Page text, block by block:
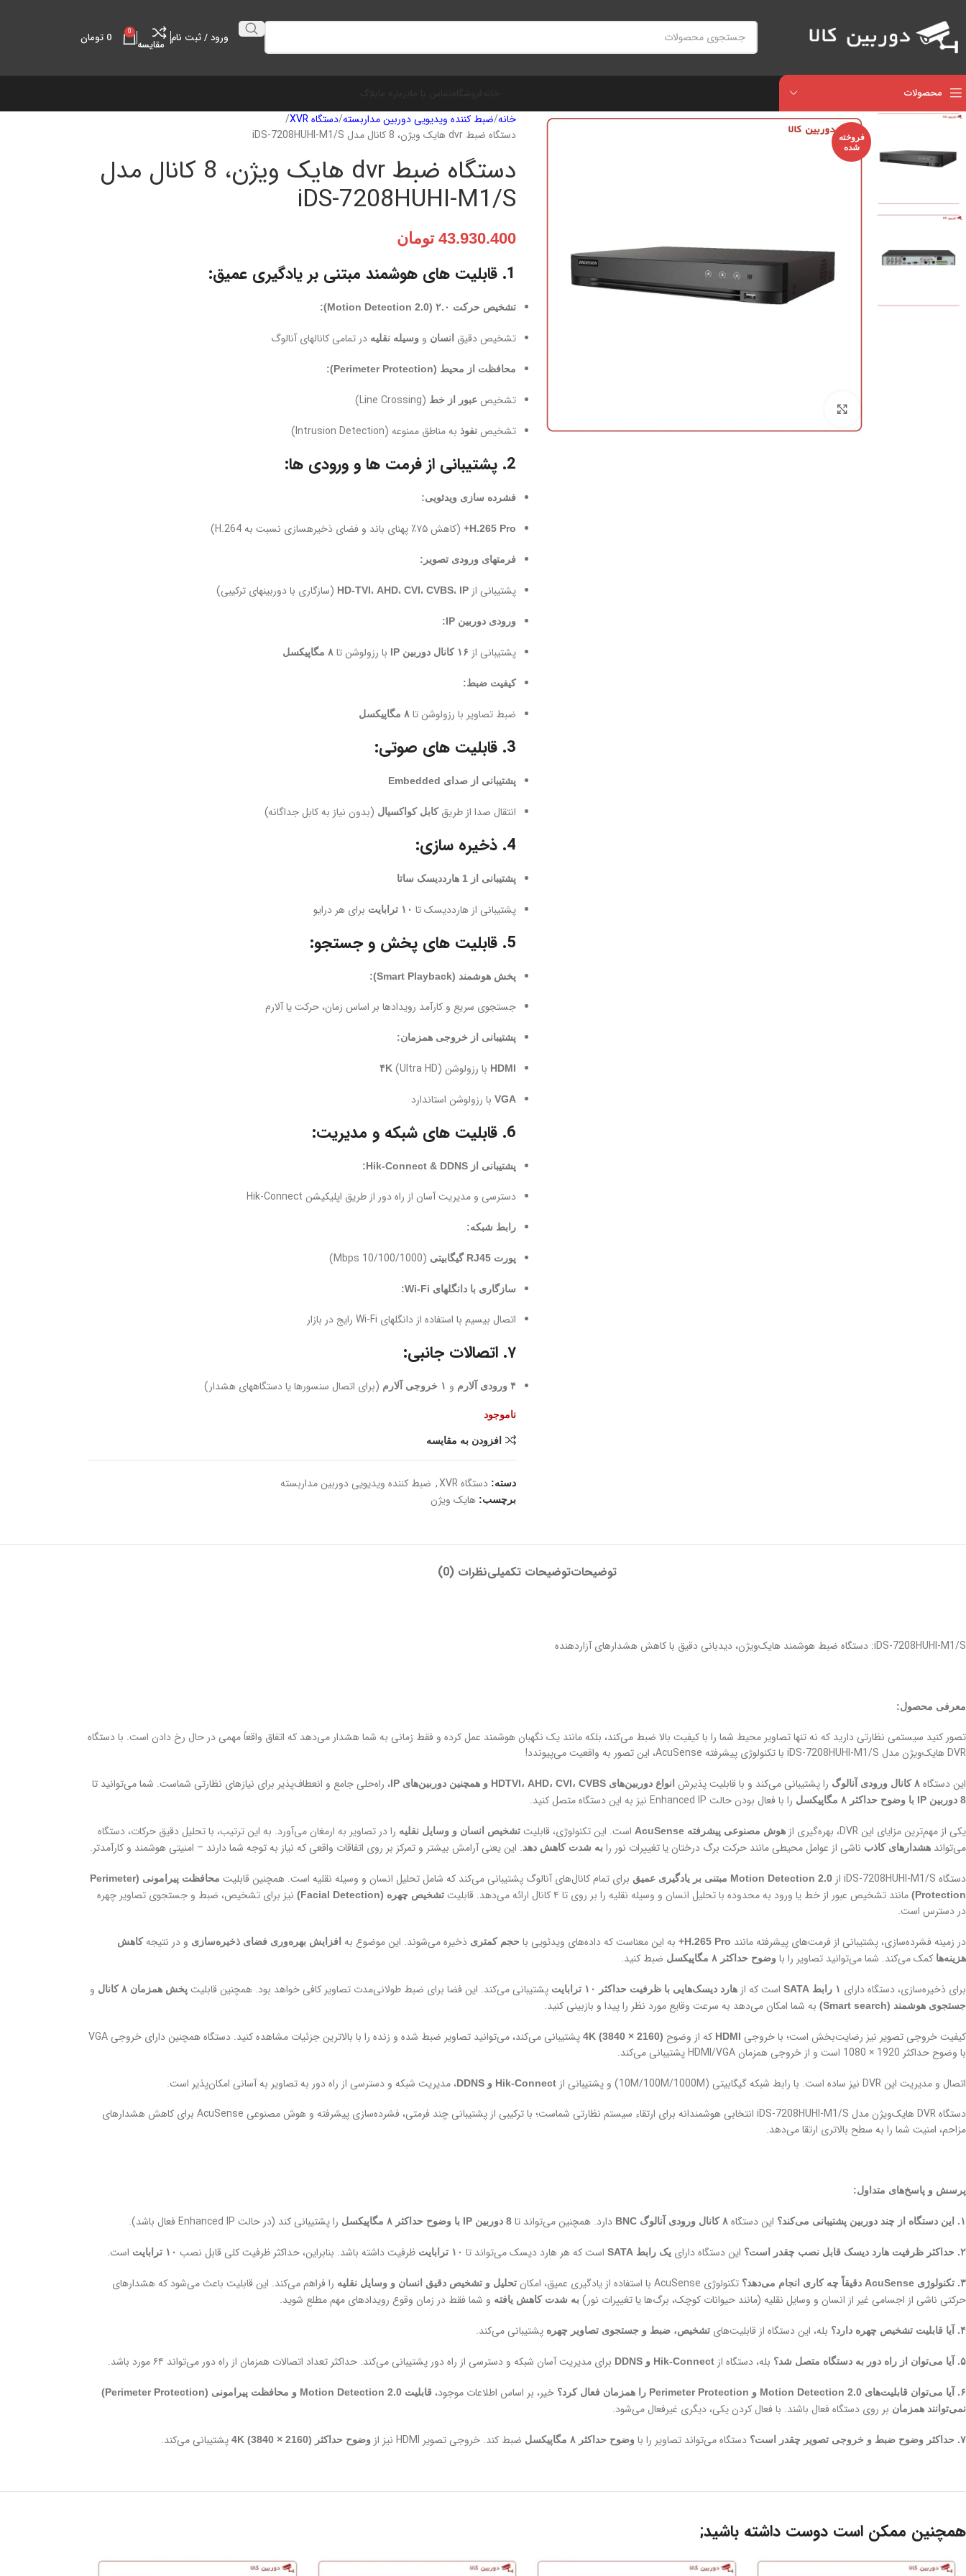
ورود / ثبت نام مقايسه
0
0 تومان
محصولات
فروخته
شده
خانه ضبط‌ کننده ویدیویی دوربین مداربسته دستگاه XVR
دستگاه ضبط dvr هایک ویژن، 8 کانال مدل iDS-7208HUHI-M1/S
دستگاه ضبط dvr هایک ویژن، 8 کانال مدل
iDS-7208HUHI-M1/S
43.930.400 تومان
1. قابلیت های هوشمند مبتنی بر یادگیری عمیق:
تشخیص حرکت ۲.۰ (Motion Detection 2.0):
تشخیص دقیق انسان و وسیله نقلیه در تمامی کانالهای آنالوگ
محافظت از محیط (Perimeter Protection):
تشخیص عبور از خط (Line Crossing)
تشخیص نفوذ به مناطق ممنوعه (Intrusion Detection)
2. پشتیبانی از فرمت ها و ورودی ها:
فشرده سازی ویدئویی:
H.265 Pro+ (کاهش ۷۵٪ پهنای باند و فضای ذخیرهسازی نسبت به H.264)
فرمتهای ورودی تصویر:
پشتیبانی از HD-TVI،AHD،CVI،CVBS، IP (سازگاری با دوربینهای ترکیبی)
ورودی دوربین IP:
پشتیبانی از ۱۶ کانال دوربین IP با رزولوشن تا ۸ مگاپیکسل
کیفیت ضبط:
ضبط تصاویر با رزولوشن تا ۸ مگاپیکسل
3. قابلیت های صوتی:
پشتیبانی از صدای Embedded
انتقال صدا از طریقکابل کواکسیال (بدون نیاز به کابل جداگانه)
4. ذخیره سازی:
پشتیبانی از 1 هارددیسک ساتا
پشتیبانی از هارددیسک تا ۱۰ ترابایت برای هر درایو
5. قابلیت های پخش و جستجو:
پخش هوشمند (Smart Playback):
جستجوی سریع و کارآمد رویدادها بر اساس زمان، حرکت یا آلارم
پشتیبانی از خروجی همزمان:
HDMI با رزولوشن ۴K (Ultra HD)
VGAبا رزولوشن استاندارد
6. قابلیت های شبکه و مدیریت:
پشتیبانی از Hik-Connect & DDNS:
دسترسی و مدیریت آسان از راه دور از طریق اپلیکیشن Hik-Connect
رابط شبکه:
پورت RJ45 گیگابیتی (10/100/1000 Mbps)
سازگاری با دانگلهای Wi-Fi:
اتصال بیسیم با استفاده از دانگلهای Wi-Fi رایج در بازار
۷. اتصالات جانبی:
۴ ورودی آلارم و ۱ خروجی آلارم (برای اتصال سنسورها یا دستگاههای هشدار)
ناموجود
افزودن به مقایسه
دسته: دستگاه XVR , ضبط‌ کننده ویدیویی دوربین مداربسته
برچسب: هایک ویژن
توضیحاتتوضیحات تکمیلینظرات (0)
iDS-7208HUHI-M1/S: دستگاه ضبط هوشمند هایک‌ویژن، دیدبانی دقیق با کاهش هشدارهای آزاردهنده
معرفی محصول:
تصور کنید سیستمی نظارتی دارید که نه تنها تصاویر محیط شما را با کیفیت بالا ضبط می‌کند، بلکه مانند یک نگهبان هوشمند عمل کرده و فقط زمانی به شما هشدار می‌دهد که اتفاق واقعاً مهمی در حال رخ دادن است. با دستگاه
DVR هایک‌ویژن مدل iDS-7208HUHI-M1/S با تکنولوژی پیشرفته AcuSense، این تصور به واقعیت می‌پیوندد!
این دستگاه ۸ کانال ورودی آنالوگ را پشتیبانی می‌کند و با قابلیت پذیرش انواع دوربین‌های HDTVI، AHD، CVI، CVBS و همچنین دوربین‌های IP ، راه‌حلی جامع و انعطاف‌پذیر برای نیازهای نظارتی شماست. شما می‌توانید تا
8 دوربین IP با وضوح حداکثر ۸ مگاپیکسل
را با فعال بودن حالت Enhanced IP نیز به این دستگاه متصل کنید.
یکی از مهم‌ترین مزایای این DVR، بهره‌گیری از
هوش مصنوعی پیشرفته AcuSense است. این تکنولوژی، قابلیت تشخیص انسان و وسایل نقلیه را در تصاویر به ارمغان می‌آورد. به این ترتیب، با تحلیل دقیق حرکات، دستگاه
می‌تواند هشدارهای کاذب ناشی از عوامل محیطی مانند حرکت برگ درختان یا تغییرات نور را به شدت کاهش دهد. این یعنی آرامش بیشتر و تمرکز بر روی اتفاقات واقعی که نیاز به توجه شما دارند – امنیتی هوشمند و کارآمدتر.
دستگاه iDS-7208HUHI-M1/S از
Motion Detection 2.0 مبتنی بر یادگیری عمیق برای تمام کانال‌های آنالوگ پشتیبانی می‌کند که شامل تحلیل انسان و وسیله نقلیه است. همچنین قابلیت
محافظت پیرامونی (Perimeter
Protection)
مانند تشخیص عبور از خط یا ورود به محدوده با تحلیل انسان و وسیله نقلیه را بر روی تا ۴ کانال ارائه می‌دهد. قابلیت تشخیص چهره (Facial Detection)
نیز برای تشخیص، ضبط و جستجوی تصاویر چهره
در دسترس است.
در زمینه فشرده‌سازی، پشتیبانی از فرمت‌های پیشرفته مانند H.265 Pro+ به این معناست که داده‌های ویدئویی با حجم کمتری ذخیره می‌شوند. این موضوع به افزایش بهره‌وری فضای ذخیره‌سازی و در نتیجهکاهش
هزینه‌ها کمک می‌کند. شما می‌توانید تصاویر را با وضوح حداکثر ۸ مگاپیکسل
ضبط کنید.
برای ذخیره‌سازی، دستگاه دارای ۱ رابط SATA است که از هارد دیسک‌هایی با ظرفیت حداکثر ۱۰ ترابایت پشتیبانی می‌کند. این فضا برای ضبط طولانی‌مدت تصاویر کافی خواهد بود. همچنین قابلیت پخش همزمان ۸ کانال و
جستجوی هوشمند (Smart search)
به شما امکان می‌دهد به سرعت وقایع مورد نظر را پیدا و بازبینی کنید.
کیفیت خروجی تصویر نیز رضایت‌بخش است؛ با خروجی HDMI که از وضوح 4K (3840 × 2160)
پشتیبانی می‌کند، می‌توانید تصاویر ضبط شده و زنده را با بالاترین جزئیات مشاهده کنید. دستگاه همچنین دارای خروجی VGA
با وضوح حداکثر 1920 × 1080 است و از خروجی همزمان HDMI/VGA پشتیبانی می‌کند.
اتصال و مدیریت این DVR نیز ساده است. با رابط شبکه گیگابیتی (10M/100M/1000M) و پشتیبانی از
Hik-Connect و DDNS
، مدیریت شبکه و دسترسی از راه دور به تصاویر به آسانی امکان‌پذیر است.
دستگاه DVR هایک‌ویژن مدل iDS-7208HUHI-M1/S انتخابی هوشمندانه برای ارتقاء سیستم نظارتی شماست؛ با ترکیبی از پشتیبانی چند فرمتی، فشرده‌سازی پیشرفته و هوش مصنوعی AcuSense برای کاهش هشدارهای
مزاحم، امنیت شما را به سطح بالاتری ارتقا می‌دهد.
پرسش و پاسخ‌های متداول:
۱. این دستگاه از چند دوربین پشتیبانی می‌کند؟ این دستگاه ۸ کانال ورودی آنالوگ BNC دارد. همچنین می‌تواند تا 8 دوربین IP با وضوح حداکثر ۸ مگاپیکسل را پشتیبانی کند (در حالت Enhanced IP فعال باشد).
۲. حداکثر ظرفیت هارد دیسک قابل نصب چقدر است؟ این دستگاه دارای یک رابط SATA است که هر هارد دیسک می‌تواند تا ۱۰ ترابایت ظرفیت داشته باشد. بنابراین، حداکثر ظرفیت کلی قابل نصب ۱۰ ترابایت است.
۳. تکنولوژی AcuSense دقیقاً چه کاری انجام می‌دهد؟ تکنولوژی AcuSense با استفاده از یادگیری عمیق، امکان تحلیل و تشخیص دقیق انسان و وسایل نقلیه را فراهم می‌کند. این قابلیت باعث می‌شود که هشدارهای
حرکتی ناشی از اجسامی غیر از انسان و وسایل نقلیه (مانند حیوانات کوچک، برگ‌ها یا تغییرات نور) به شدت کاهش یافته و شما فقط در زمان وقوع رویدادهای مهم مطلع شوید.
۴. آیا قابلیت تشخیص چهره دارد؟ بله، این دستگاه از قابلیت‌های تشخیص، ضبط و جستجوی تصاویر چهره پشتیبانی می‌کند.
۵. آیا می‌توان از راه دور به دستگاه متصل شد؟ بله، دستگاه از Hik-Connect و DDNS برای مدیریت آسان شبکه و دسترسی از راه دور پشتیبانی می‌کند. حداکثر تعداد اتصالات همزمان از راه دور می‌تواند ۶۴ مورد باشد.
۶. آیا می‌توان قابلیت‌های Motion Detection 2.0 و Perimeter Protection را همزمان فعال کرد؟ خیر، بر اساس اطلاعات موجود،
قابلیت Motion Detection 2.0 و محافظت پیرامونی (Perimeter Protection)
نمی‌توانند همزمان بر روی دستگاه فعال باشند. با فعال کردن یکی، دیگری غیرفعال می‌شود.
۷. حداکثر وضوح ضبط و خروجی تصویر چقدر است؟ دستگاه می‌تواند تصاویر را با وضوح حداکثر ۸ مگاپیکسل ضبط کند. خروجی تصویر HDMI نیز از وضوح حداکثر 4K (3840 × 2160) پشتیبانی می‌کند.
همچنین ممکن است دوست داشته باشید;